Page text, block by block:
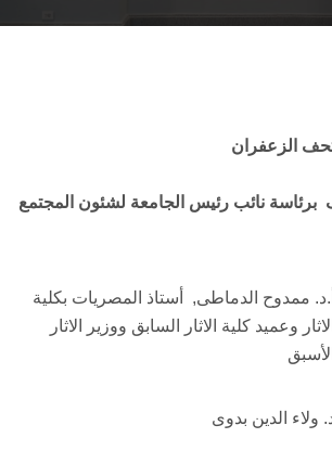
قصص الزعفران
اتصل بنـا
الزعفران
نائب رئيس الجامعة لشئون المجتمع
أ.د. ممدوح الدماطى, أستاذ المصريات بكلية
الاثار وعميد كلية الاثار السابق ووزير الاثار
الأسبق
ولاء الدين بدوى